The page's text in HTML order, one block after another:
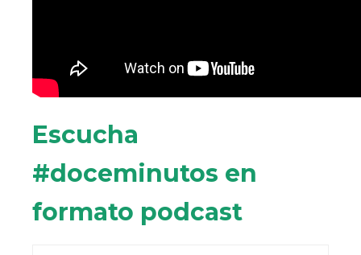
Escucha
#doceminutos en
formato podcast